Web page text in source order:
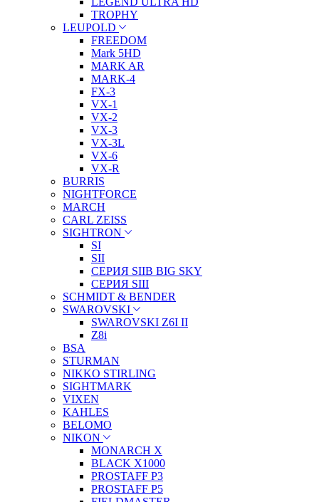
TROPHY
LEUPOLD
FREEDOM
Mark 5HD
MARK AR
MARK-4
FX-3
VX-1
VX-2
VX-3
VX-3L
VX-6
VX-R
BURRIS
NIGHTFORCE
MARCH
CARL ZEISS
SIGHTRON
SI
SII
СЕРИЯ SIIB BIG SKY
СЕРИЯ SIII
SCHMIDT & BENDER
SWAROVSKI
SWAROVSKI Z6I II
Z8i
BSA
STURMAN
NIKKO STIRLING
SIGHTMARK
VIXEN
KAHLES
BELOMO
NIKON
MONARCH X
BLACK X1000
PROSTAFF P3
PROSTAFF P5